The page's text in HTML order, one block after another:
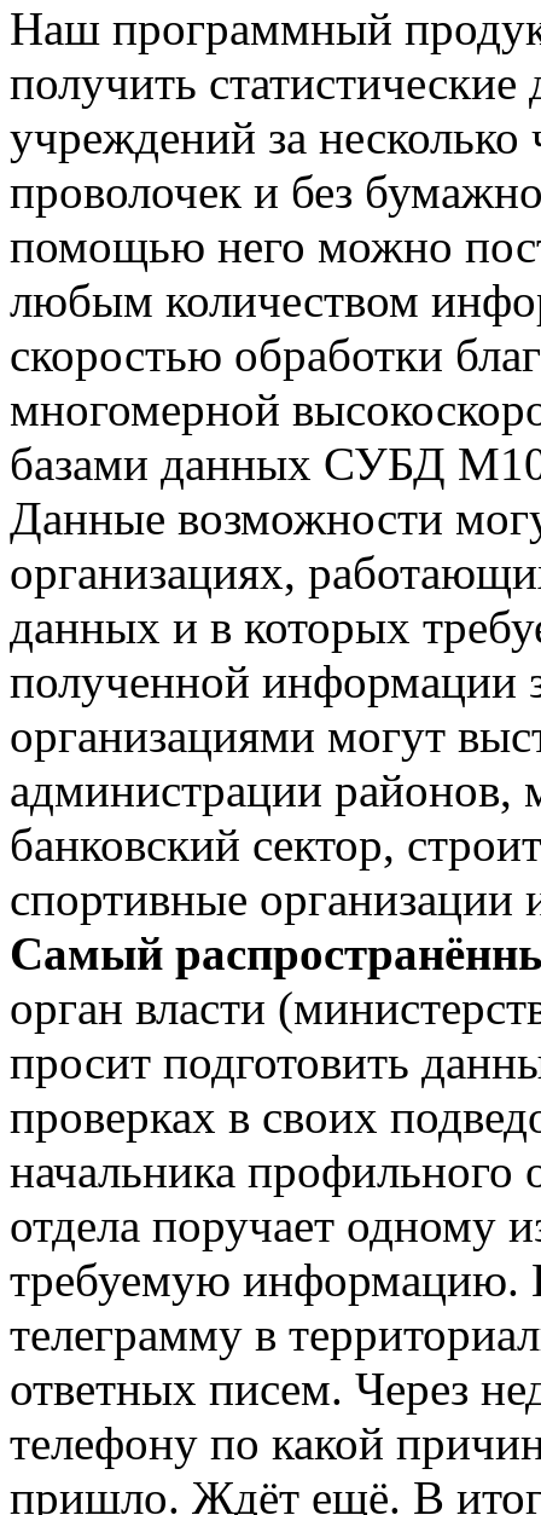
Наш программный
получить
учреждений за
проволочек и без
помощью него можно
любым количеством
скоростью обработки
многомерной
базами данных СУБД
Данные возможности
организациях,
данных и в которых
полученной информации
организациями могут
администрации районов,
банковский сектор,
спортивные организации
Самый
орган власти
просит подготовить
проверках в своих
начальника профильного
отдела поручает одному
требуемую информацию.
телеграмму в
ответных писем. Через
телефону по какой
пришло. Ждёт ещё. В